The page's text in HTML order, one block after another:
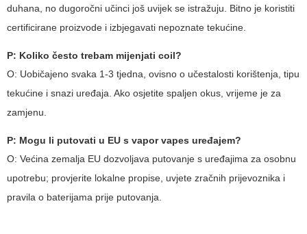
duhana, no dugoročni učinci još uvijek se istražuju. Bitno je koristiti
certificirane proizvode i izbjegavati nepoznate tekućine.
P: Koliko često trebam mijenjati coil?
O: Uobičajeno svaka 1-3 tjedna, ovisno o učestalosti korištenja, tipu
tekućine i snazi uređaja. Ako osjetite spaljen okus, vrijeme je za
zamjenu.
P: Mogu li putovati u EU s vapor vapes uređajem?
O: Većina zemalja EU dozvoljava putovanje s uređajima za osobnu
upotrebu; provjerite lokalne propise, uvjete zračnih prijevoznika i
pravila o baterijama prije putovanja.